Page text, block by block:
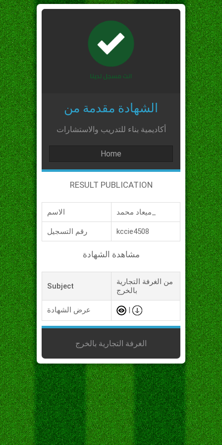
الشهادة مقدمة من
أكاديمية بناء للتدريب والاستشارات
Home
RESULT PUBLICATION
الاسم
رقم التسجيل kccie4508
مشاهدة الشهادة
Subject
من الغرفة التجارية
بالخرج
عرض الشهادة
الغرفة التجارية بالخرج